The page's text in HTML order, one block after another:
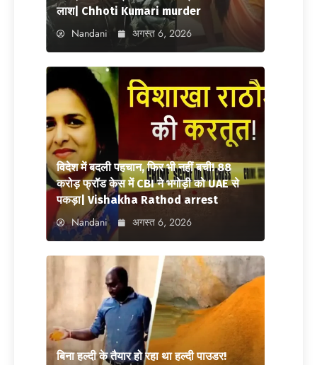
लाश| Chhoti Kumari murder
Nandani अगस्त 6, 2026
विदेश में बदली पहचान, फिर भी नहीं बची! 88
करोड़ फ्रॉड केस में CBI ने भगोड़ी को UAE से
पकड़ा| Vishakha Rathod arrest
Nandani अगस्त 6, 2026
बिना हल्दी के तैयार हो रहा था हल्दी पाउडर!